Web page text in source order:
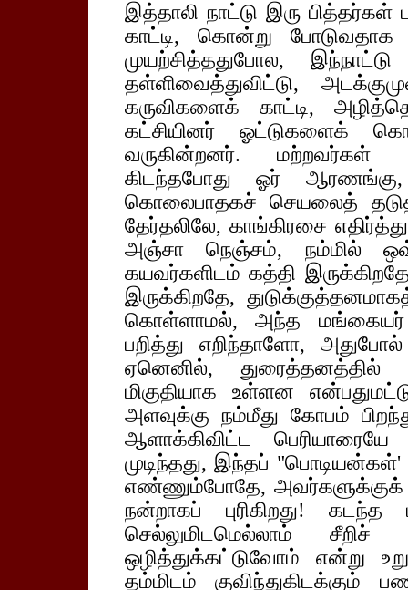
இத்தாலி நாட்டு இரு பித்தர்கள்
காட்டி, கொன்று
முயற்சித்ததுபோல,
தள்ளிவைத்துவிட்டு,
கருவிகளைக் காட்டி,
கட்சியினர் ஓட்டுகளைக்
வருகின்றனர். மற்றவர்கள்
கிடந்தபோது ஓர் ஆரணங்கு,
கொலைபாதகச் செயலைத்
தேர்தலிலே, காங்கிரசை
அஞ்சா நெஞ்சம், நம்மில்
கயவர்களிடம் கத்தி இருக்கிறதே,
இருக்கிறதே,
கொள்ளாமல், அந்த மங்கையர்
பறித்து எறிந்தாளோ,
ஏனெனில், துரைத்தனத்தில்
மிகுதியாக உள்ளன
அளவுக்கு நம்மீது கோபம்
ஆளாக்கிவிட்ட பெரியாரையே
முடிந்தது, இந்தப்
எண்ணும்போதே, அவர்களுக்குக்
நன்றாகப் புரிகிறது!
செல்லுமிடமெல்லாம்
ஒழித்துக்கட்டுவோம் என்று
தம்மிடம்